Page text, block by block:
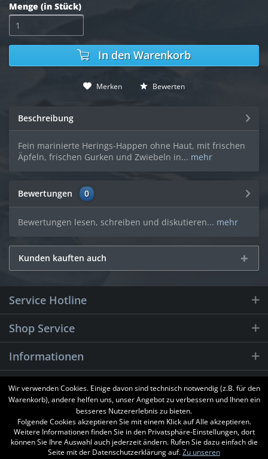
Menge (in Stück)
In den Warenkorb
Merken Bewerten
Beschreibung
Fein marinierte Herings-Happen ohne Haut, mit frischen
Äpfeln, frischen Gurken und Zwiebeln in... mehr
Bewertungen 0
Bewertungen lesen, schreiben und diskutieren... mehr
Kunden kauften auch
Service Hotline
Shop Service
Informationen
Newsletter
Wir verwenden Cookies. Einige davon sind technisch notwendig (z.B. für den
Warenkorb), andere helfen uns, unser Angebot zu verbessern und Ihnen ein
besseres Nutzererlebnis zu bieten.
Folgende Cookies akzeptieren Sie mit einem Klick auf Alle akzeptieren.
Weitere Informationen finden Sie in den Privatsphäre-Einstellungen, dort
können Sie Ihre Auswahl auch jederzeit ändern. Rufen Sie dazu einfach die
Seite mit der Datenschutzerklärung auf.Zu unseren